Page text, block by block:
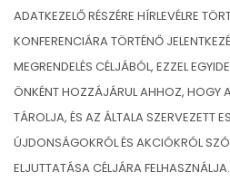
ADATKEZELŐ RÉSZÉRE HÍRLEVÉLRE
KONFERENCIÁRA TÖRTÉNŐ
MEGRENDELÉS CÉLJÁBÓL, EZZEL
ÖNKÉNT HOZZÁJÁRUL AHHOZ, HOGY
TÁROLJA, ÉS AZ ÁLTALA SZERVEZETT
ÚJDONSÁGOKRÓL ÉS AKCIÓKRÓL
ELJUTTATÁSA CÉLJÁRA FELHASZNÁLJA.